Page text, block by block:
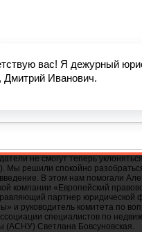
изменится жизнь
нововведение
до вступления в силу
умы людей, имеющих
с 1 октября подлежат
жильем, получаемые
для приказа послужил Закон
«О государственной
и их ограничений» и в
Украины. С этим нововведением
слилась обязательная
о неизбежном росте
не смогут теперь
Мы решили спокойно
В этом нам помогали
компании «Европейский
партнер юридической
и руководитель комитета по
специалистов по
(АСНУ) Светлана Бовсуновская.